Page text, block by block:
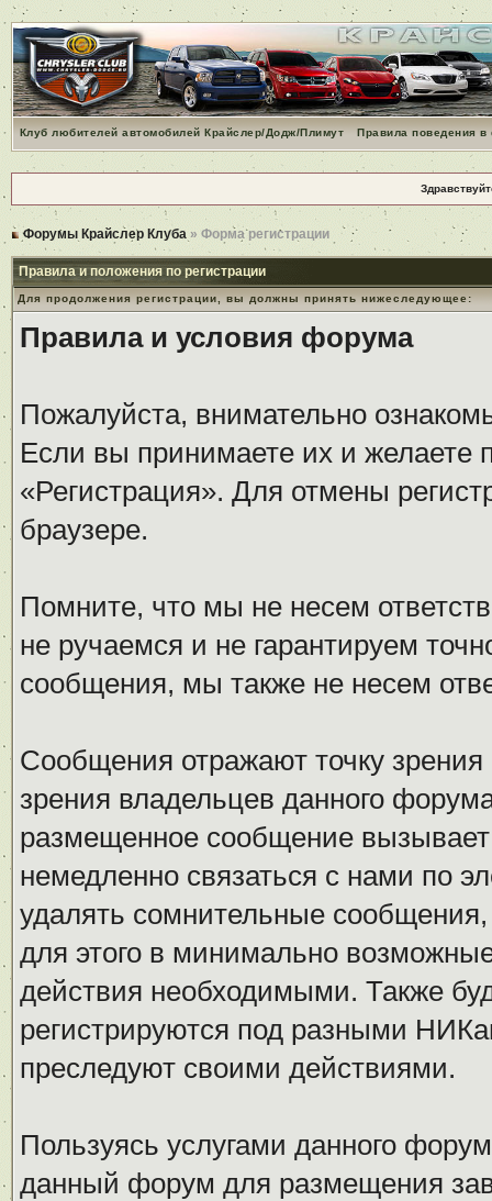
Клуб любителей автомобилей Крайслер/Додж/Плимут Правила поведения
Форумы Крайслер Клуба » Форма регистрации
Правила и положения по регистрации
Для продолжения регистрации, вы должны принять нижеследующее:
Правила и условия форума
Пожалуйста, внимательно
Если вы принимаете их и желаете
«Регистрация». Для отмены
браузере.
Помните, что мы не несем
не ручаемся и не гарантируем
сообщения, мы также не несем
Сообщения отражают точку
зрения владельцев данного
размещенное сообщение
немедленно связаться с нами по
удалять сомнительные
для этого в минимально
действия необходимыми. Также
регистрируются под разными
преследуют своими действиями.
Пользуясь услугами данного
данный форум для размещения